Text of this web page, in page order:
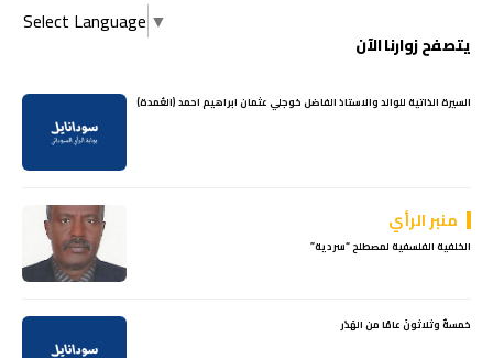
Select Language ▼
يتصفح زوارنا الآن
السيرة الذاتية للوالد والاستاذ الفاضل خوجلي عثمان ابراهيم احمد (العُمدة)
منبر الرأي
الخلفية الفلسفية لمصطلح “سردية”
خمسةٌ وثلاثونَ عامًا من الهَدْر